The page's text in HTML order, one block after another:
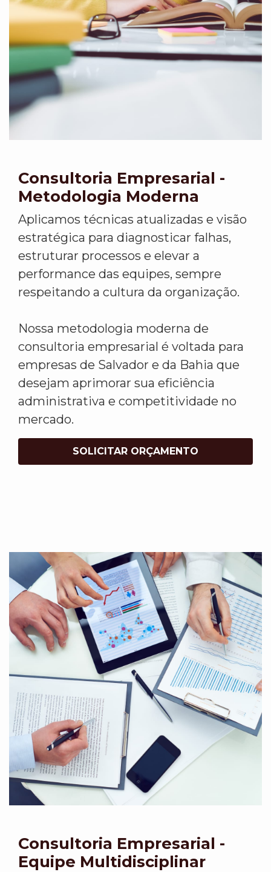
Consultoria Empresarial -
Metodologia Moderna
Aplicamos técnicas atualizadas e visão
estratégica para diagnosticar falhas,
estruturar processos e elevar a
performance das equipes, sempre
respeitando a cultura da organização.
Nossa metodologia moderna de
consultoria empresarial é voltada para
empresas de Salvador e da Bahia que
desejam aprimorar sua eficiência
administrativa e competitividade no
mercado.
SOLICITAR ORÇAMENTO
Consultoria Empresarial -
Equipe Multidisciplinar